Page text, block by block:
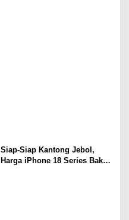
Siap-Siap Kantong Jebol,
Harga iPhone 18 Series Bakal